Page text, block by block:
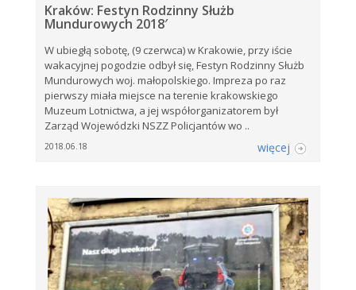
Kraków: Festyn Rodzinny Służb
Mundurowych 2018′
W ubiegłą sobotę, (9 czerwca) w Krakowie, przy iście
wakacyjnej pogodzie odbył się, Festyn Rodzinny Służb
Mundurowych woj. małopolskiego. Impreza po raz
pierwszy miała miejsce na terenie krakowskiego
Muzeum Lotnictwa, a jej współorganizatorem był
Zarząd Wojewódzki NSZZ Policjantów wo ..
2018.06.18 więcej